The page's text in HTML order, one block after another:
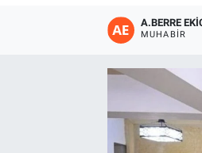
A.BERRE
MUHABIR
Kültür - Sanat
VEFATLAR